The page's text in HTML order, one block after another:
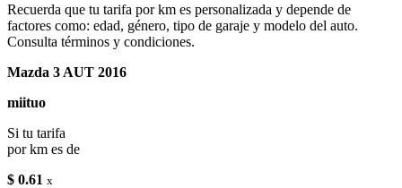
Recuerda que tu tarifa por km es personalizada y depende de
factores como: edad, género, tipo de garaje y modelo del auto.
Consulta términos y condiciones.
Mazda 3 AUT 2016
miituo
Si tu tarifa
por km es de
$ 0.61 x